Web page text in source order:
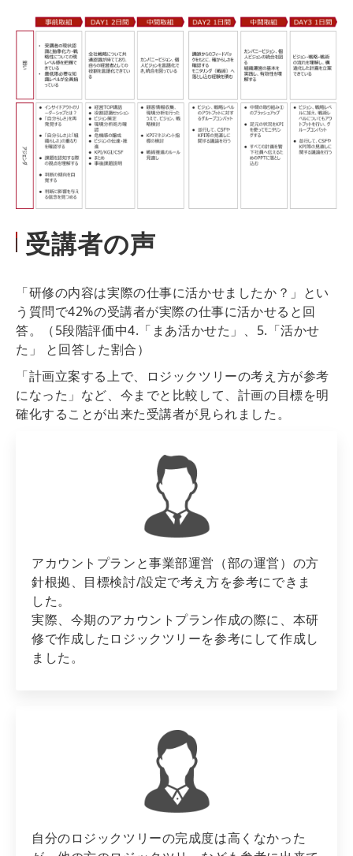
受講者の声
「研修の内容は実際の仕事に活かせましたか？」とい
う質問で42%の受講者が実際の仕事に活かせると回
答。（5段階評価中4.「まあ活かせた」、5.「活かせ
た」 と回答した割合）
「計画立案する上で、ロジックツリーの考え方が参考
になった」など、今までと比較して、計画の目標を明
確化することが出来た受講者が見られました。
アカウントプランと事業部運営（部の運営）の方
針根拠、目標検討/設定で考え方を参考にできま
した。
実際、今期のアカウントプラン作成の際に、本研
修で作成したロジックツリーを参考にして作成し
ました。
自分のロジックツリーの完成度は高くなかった